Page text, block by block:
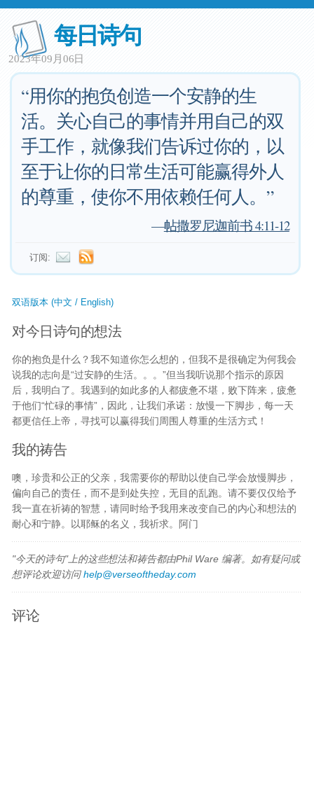
每日诗句
2023年09月06日
“用你的抱负创造一个安静的生
活。关心自己的事情并用自己的双
手工作，就像我们告诉过你的，以
至于让你的日常生活可能赢得外人
的尊重，使你不用依赖任何人。”
—帖撒罗尼迦前书 4:11-12
订阅:
双语版本 (中文 / English)
对今日诗句的想法
你的抱负是什么？我不知道你怎么想的，但我不是很确定为何我会
说我的志向是“过安静的生活。。。”但当我听说那个指示的原因
后，我明白了。我遇到的如此多的人都疲惫不堪，败下阵来，疲惫
于他们“忙碌的事情”，因此，让我们承诺：放慢一下脚步，每一天
都更信任上帝，寻找可以赢得我们周围人尊重的生活方式！
我的祷告
噢，珍贵和公正的父亲，我需要你的帮助以使自己学会放慢脚步，
偏向自己的责任，而不是到处失控，无目的乱跑。请不要仅仅给予
我一直在祈祷的智慧，请同时给予我用来改变自己的内心和想法的
耐心和宁静。以耶稣的名义，我祈求。阿门
"今天的诗句"上的这些想法和祷告都由Phil Ware 编著。如有疑问或
想评论欢迎访问help@verseoftheday.com
评论